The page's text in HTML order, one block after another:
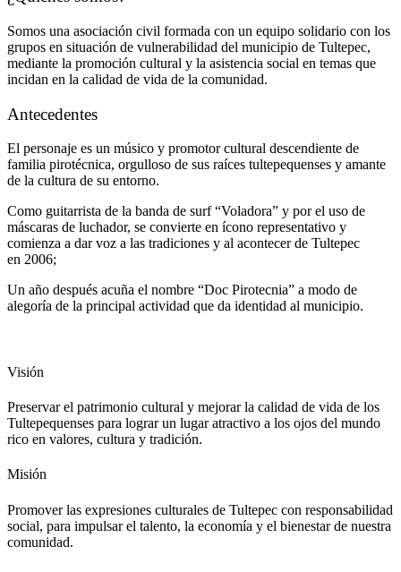
Somos una asociación civil formada con un equipo solidario con los
grupos en situación de vulnerabilidad del municipio de Tultepec,
mediante la promoción cultural y la asistencia social en temas que
incidan en la calidad de vida de la comunidad.
Antecedentes
El personaje es un músico y promotor cultural descendiente de
familia pirotécnica, orgulloso de sus raíces tultepequenses y amante
de la cultura de su entorno.
Como guitarrista de la banda de surf “Voladora” y por el uso de
máscaras de luchador, se convierte en ícono representativo y
comienza a dar voz a las tradiciones y al acontecer de Tultepec
en 2006;
Un año después acuña el nombre “Doc Pirotecnia” a modo de
alegoría de la principal actividad que da identidad al municipio.
Visión
Preservar el patrimonio cultural y mejorar la calidad de vida de los
Tultepequenses para lograr un lugar atractivo a los ojos del mundo
rico en valores, cultura y tradición.
Misión
Promover las expresiones culturales de Tultepec con responsabilidad
social, para impulsar el talento, la economía y el bienestar de nuestra
comunidad.